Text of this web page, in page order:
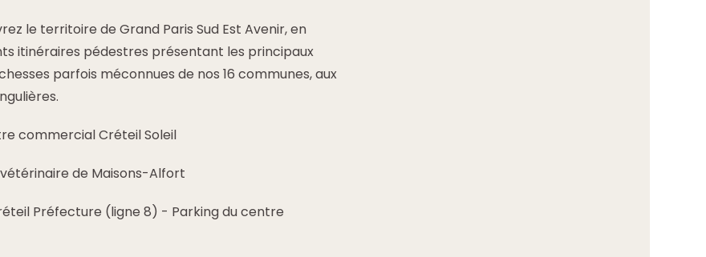
le territoire de Grand Paris Sud Est Avenir, en
itinéraires pédestres présentant les principaux
parfois méconnues de nos 16 communes, aux
commercial Créteil Soleil
de Maisons-Alfort
Préfecture (ligne 8) - Parking du centre